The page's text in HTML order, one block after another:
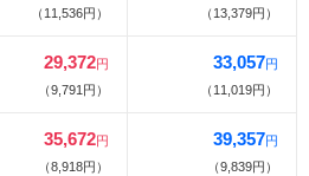
（11,536円）
（13,379円）
29,372円
（9,791円）
33,057円
（11,019円）
35,672円
（8,918円）
39,357円
（9,839円）